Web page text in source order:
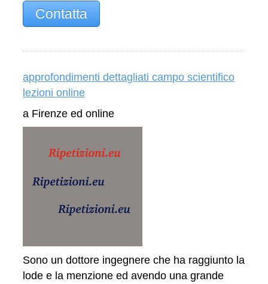
Contatta
approfondimenti dettagliati campo scientifico
lezioni online
a Firenze ed online
Sono un dottore ingegnere che ha raggiunto la
lode e la menzione ed avendo una grande